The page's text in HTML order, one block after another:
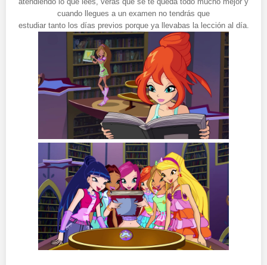
cuando llegues a un examen no tendrás que
estudiar tanto los días previos porque ya llevabas la lección al día.